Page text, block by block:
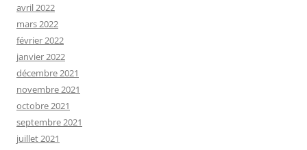
avril 2022
mars 2022
février 2022
janvier 2022
décembre 2021
novembre 2021
octobre 2021
septembre 2021
juillet 2021